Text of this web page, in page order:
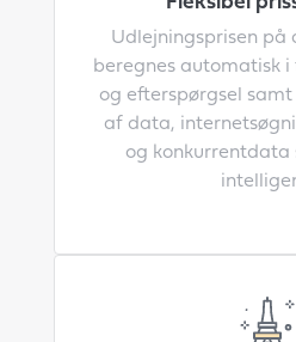
Udlejningsprisen på
beregnes automatisk
og efterspørgsel
af data,
og konkurrentdata